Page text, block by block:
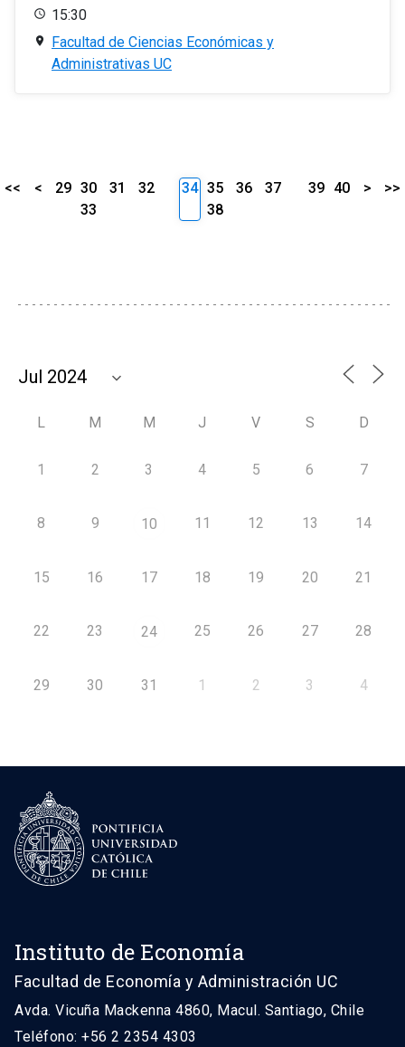
15:30
Facultad de Ciencias Económicas y
Administrativas UC
<< < 29 30 31
32
33
34 35 36
37
38
39 40 > >>
L M M J V S D
1 2 3 4 5 6 7
8 9 10 11 12 13 14
15 16 17 18 19 20 21
22 23 24 25 26 27 28
29 30 31 1 2 3 4
Instituto de Economía
Facultad de Economía y Administración UC
Avda. Vicuña Mackenna 4860, Macul. Santiago, Chile
Teléfono: +56 2 2354 4303